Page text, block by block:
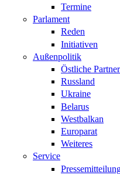
Termine
Parlament
Reden
Initiativen
Außenpolitik
Östliche
Russland
Ukraine
Belarus
Westbalkan
Europarat
Weiteres
Service